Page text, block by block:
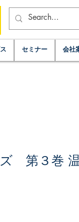
セミナー 会社
第３巻